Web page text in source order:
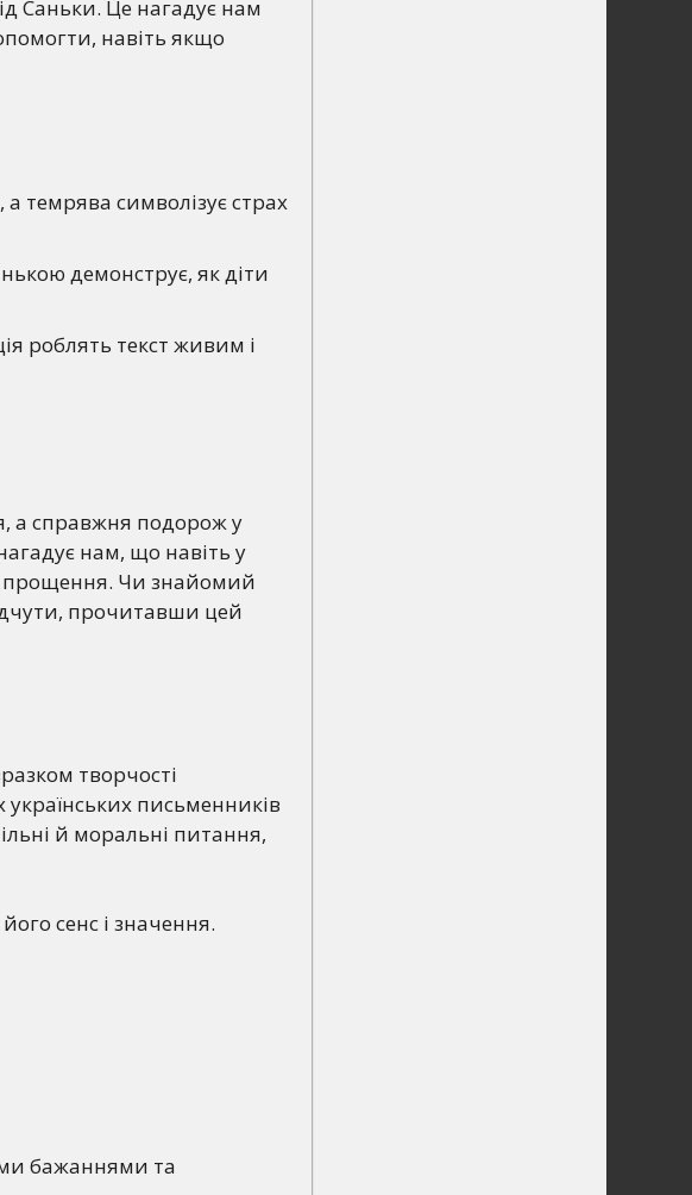
Саньки. Це нагадує нам
навіть якщо
а темрява символізує страх
демонструє, як діти
роблять текст живим і
а справжня подорож у
нам, що навіть у
прощення. Чи знайомий
прочитавши цей
творчості
письменників
й моральні питання,
сенс і значення.
бажаннями та